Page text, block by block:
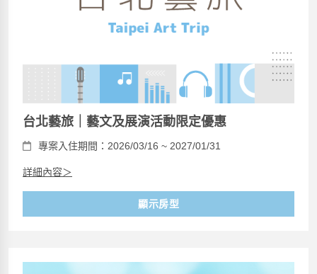
台北藝旅｜藝文及展演活動限定優惠
專案入住期間：2026/03/16 ~ 2027/01/31
詳細內容＞
顯示房型